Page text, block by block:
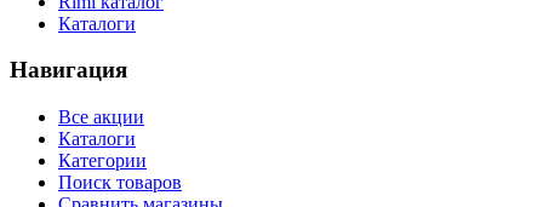
Каталоги
Навигация
Все акции
Каталоги
Категории
Поиск товаров